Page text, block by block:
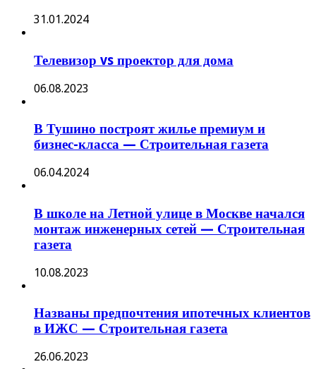
31.01.2024
Телевизор vs проектор для дома
06.08.2023
В Тушино построят жилье премиум и
бизнес-класса — Строительная газета
06.04.2024
В школе на Летной улице в Москве начался
монтаж инженерных сетей — Строительная
газета
10.08.2023
Названы предпочтения ипотечных клиентов
в ИЖС — Строительная газета
26.06.2023